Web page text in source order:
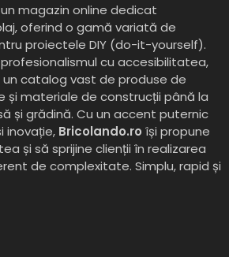
magazin online dedicat
oferind o gamă variată de
proiectele DIY (do-it-yourself).
cu accesibilitatea,
un catalog vast de produse de
și materiale de construcții până la
și grădină. Cu un accent puternic
inovație, Bricolando.ro își propune
și să sprijine clienții în realizarea
de complexitate. Simplu, rapid și